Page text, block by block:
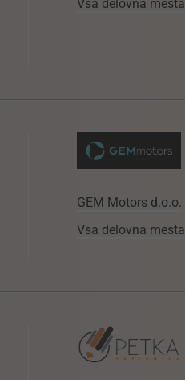
Vsa delovna mesta
GEM Motors d.o.o.
Vsa delovna mesta